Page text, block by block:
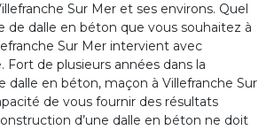
Sur Mer et ses environs. Quel
de dalle en béton que vous souhaitez à
Sur Mer intervient avec
Fort de plusieurs années dans la
dalle en béton, maçon à Villefranche Sur
de vous fournir des résultats
d’une dalle en béton ne doit